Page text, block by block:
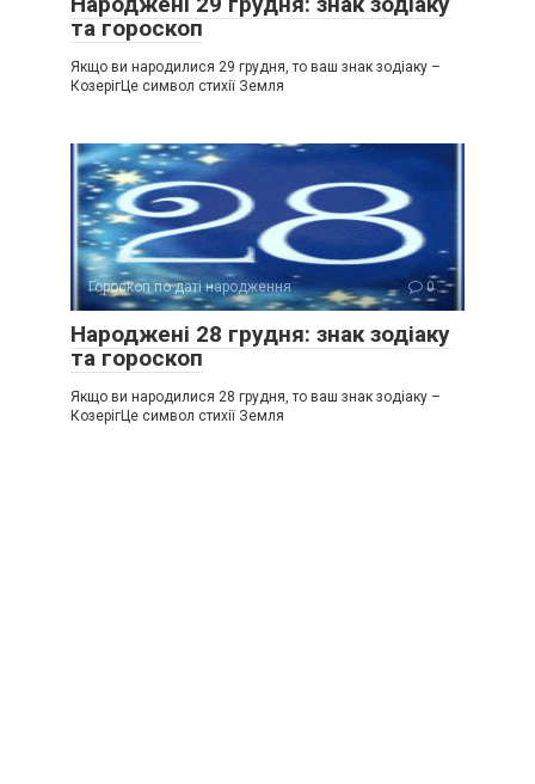
та гороскоп
Якщо ви народилися 29 грудня, то ваш знак зодіаку –
КозерігЦе символ стихії Земля
Гороскоп по даті народження 0
Народжені 28 грудня: знак зодіаку
та гороскоп
Якщо ви народилися 28 грудня, то ваш знак зодіаку –
КозерігЦе символ стихії Земля